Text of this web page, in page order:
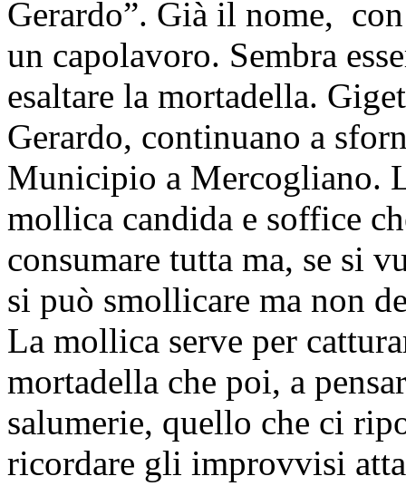
Gerardo”. Già il nome,
un capolavoro. Sembra
esaltare la mortadella.
Gerardo, continuano a
Municipio a Mercogliano.
mollica candida e soffice
consumare tutta ma, se si
si può smollicare ma non
La mollica serve per
mortadella che poi, a
salumerie, quello che ci
ricordare gli improvvisi